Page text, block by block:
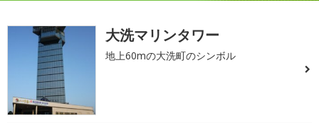
大洗マリンタワー
地上60mの大洗町のシンボル